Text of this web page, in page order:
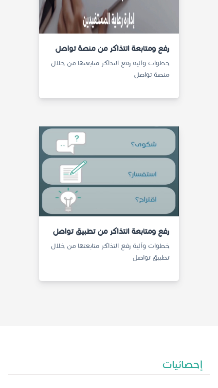
رفع ومتابعة التذاكر من منصة تواصل
خطوات وآلية رفع التذاكر متابعتها من خلال
منصة تواصل
رفع ومتابعة التذاكر من تطبيق تواصل
خطوات وآلية رفع التذاكر متابعتها من خلال
تطبيق تواصل
إحصائيات